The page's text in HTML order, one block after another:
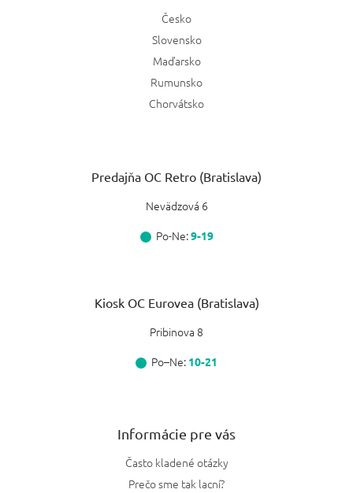
Česko
Slovensko
Maďarsko
Rumunsko
Chorvátsko
Predajňa OC Retro (Bratislava)
Nevädzová 6
Po-Ne:9-19
Kiosk OC Eurovea (Bratislava)
Pribinova 8
Po–Ne: 10-21
Informácie pre vás
Často kladené otázky
Prečo sme tak lacní?